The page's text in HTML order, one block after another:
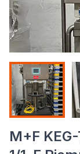
M+F